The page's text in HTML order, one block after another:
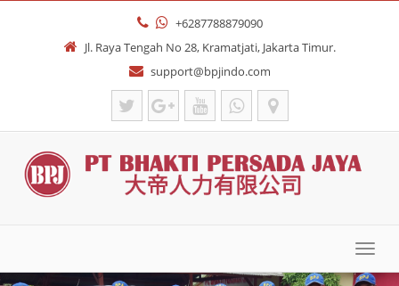
+6287788879090
Jl. Raya Tengah No 28, Kramatjati, Jakarta Timur.
support@bpjindo.com